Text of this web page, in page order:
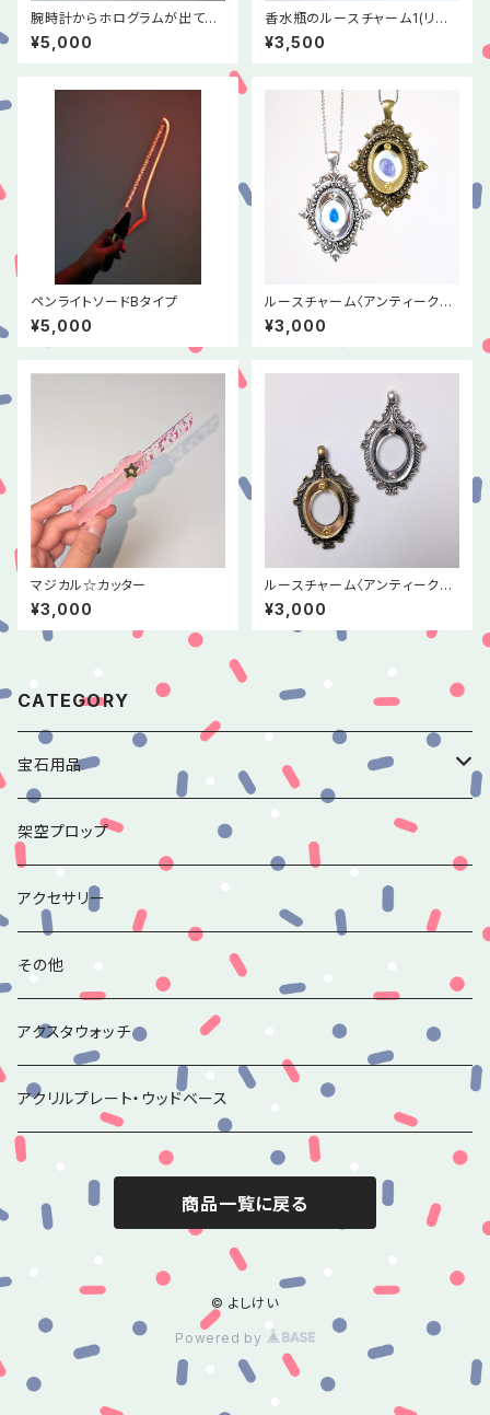
腕時計からホログラムが出てる
みたいなリストバンド
¥5,000
香水瓶のルースチャーム1(リニ
ューアル版)ブラック×シルバー
¥3,500
ペンライトソードBタイプ
¥5,000
ルースチャーム〈アンティークミ
ラー3〉
¥3,000
マジカル☆カッター
¥3,000
ルースチャーム〈アンティークミ
ラー6〉
¥3,000
CATEGORY
宝石用品
香水瓶のルースチャームシリーズ
アンティークミラーのルースチャームシリーズ
その他ルースチャーム
架空プロップ
アクセサリー
その他
アクスタウォッチ
アクリルプレート・ウッドベース
商品一覧に戻る
© よしけい
Powered by